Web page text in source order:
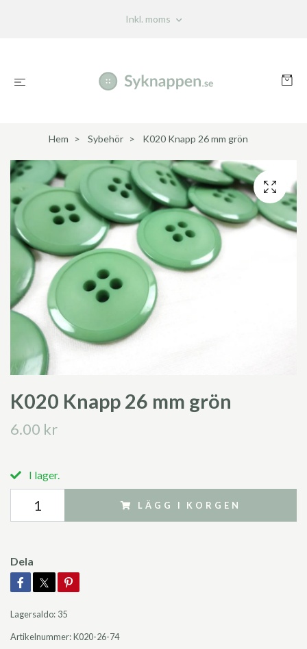
Inkl. moms
Hem Sybehör K020 Knapp 26 mm grön
K020 Knapp 26 mm grön
6.00 kr
I lager.
LÄGG I KORGEN
Dela
Lagersaldo: 35
Artikelnummer:K020-26-74